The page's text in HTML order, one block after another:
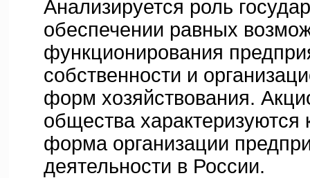
Анализируется роль
обеспечении равных
функционирования
собственности и
форм хозяйствования.
общества характеризуются
форма организации
деятельности в России.